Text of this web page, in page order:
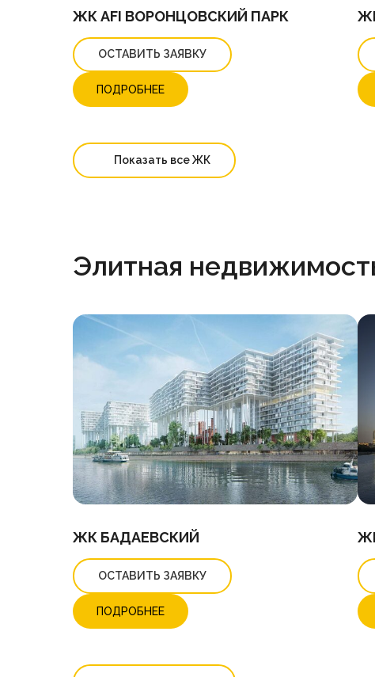
ЖК AFI ВОРОНЦОВСКИЙ ПАРК
ОСТАВИТЬ ЗАЯВКУ
ПОДРОБНЕЕ
Показать все ЖК
Элитная
ЖК БАДАЕВСКИЙ
ОСТАВИТЬ ЗАЯВКУ
ПОДРОБНЕЕ